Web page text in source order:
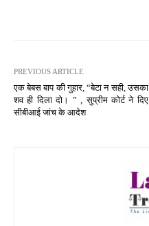
PREVIOUS ARTICLE
एक बेबस बाप की गुहार, “बेटा न सही, उसका
शव ही दिला दो। ” , सुप्रीम कोर्ट ने दिए
सीबीआई जांच के आदेश